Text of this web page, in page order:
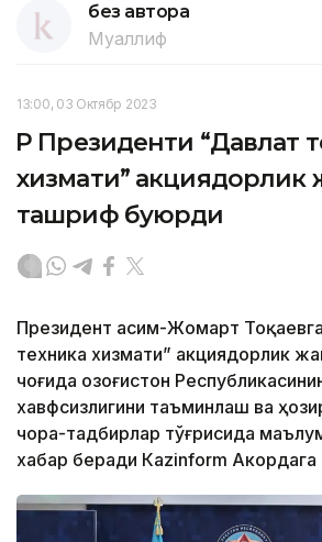
без автора
Муаллиф
13:00, 03 Октябр 2023
ҚР Президенти “Давлат
хизмати” акциядорлик
ташриф буюрди
Президент Қасим-Жомарт
техника хизмати” акциядорлик
чоғида Қозоғистон
хавфсизлигини таъминлаш ва
чора-тадбирлар тўғрисида
хабар беради Каzinform Акордага